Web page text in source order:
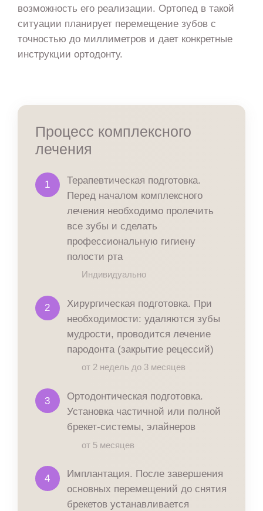
возможность его реализации. Ортопед в такой
ситуации планирует перемещение зубов с
точностью до миллиметров и дает конкретные
инструкции ортодонту.
Процесс комплексного
лечения
1
Терапевтическая подготовка.
Перед началом комплексного
лечения необходимо пролечить
все зубы и сделать
профессиональную гигиену
полости рта
Индивидуально
2
Хирургическая подготовка. При
необходимости: удаляются зубы
мудрости, проводится лечение
пародонта (закрытие рецессий)
от 2 недель до 3 месяцев
3
Ортодонтическая подготовка.
Установка частичной или полной
брекет-системы, элайнеров
от 5 месяцев
4
Имплантация. После завершения
основных перемещений до снятия
брекетов устанавливается